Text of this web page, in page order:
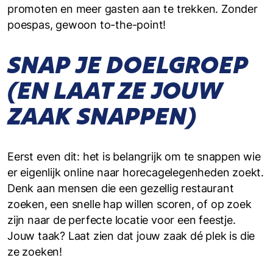
promoten en meer gasten aan te trekken. Zonder
poespas, gewoon to-the-point!
SNAP JE DOELGROEP
(EN LAAT ZE JOUW
ZAAK SNAPPEN)
Eerst even dit: het is belangrijk om te snappen wie
er eigenlijk online naar horecagelegenheden zoekt.
Denk aan mensen die een gezellig restaurant
zoeken, een snelle hap willen scoren, of op zoek
zijn naar de perfecte locatie voor een feestje.
Jouw taak? Laat zien dat jouw zaak dé plek is die
ze zoeken!